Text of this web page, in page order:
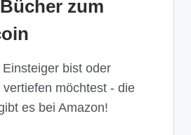
zum
bist oder
möchtest - die
es bei Amazon!